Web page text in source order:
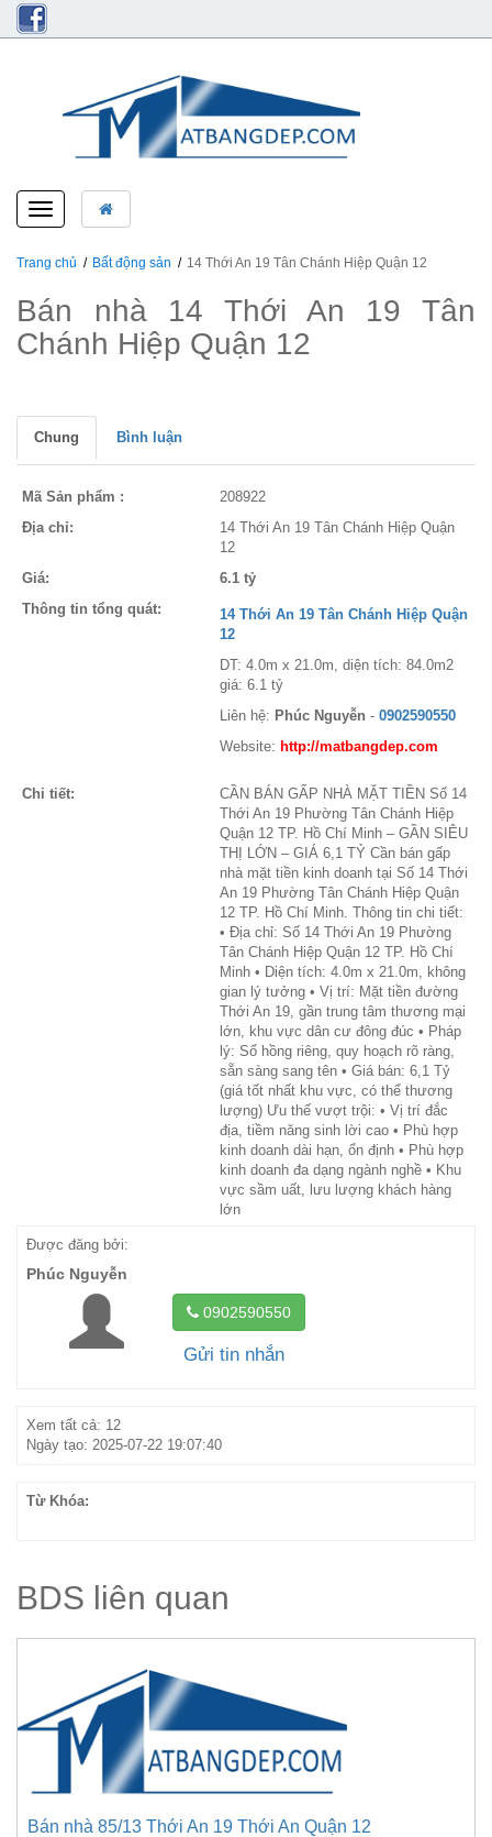
Toggle
navigation
Trang chủ Bất động sản 14 Thới An 19 Tân Chánh Hiệp Quận 12
Bán nhà 14 Thới An 19 Tân
Chánh Hiệp Quận 12
Chung Bình luận
Mã Sản phẩm :
208922
Địa chỉ:
14 Thới An 19 Tân Chánh Hiệp Quận
12
Giá:
6.1 tỷ
Thông tin tổng quát:
14 Thới An 19 Tân Chánh Hiệp Quận
12
DT: 4.0m x 21.0m, diện tích: 84.0m2
giá: 6.1 tỷ
Liên hệ: Phúc Nguyễn - 0902590550
Website: http://matbangdep.com
Chi tiết:
CẦN BÁN GẤP NHÀ MẶT TIỀN Số 14
Thới An 19 Phường Tân Chánh Hiệp
Quận 12 TP. Hồ Chí Minh – GẦN SIÊU
THỊ LỚN – GIÁ 6,1 TỶ Cần bán gấp
nhà mặt tiền kinh doanh tại Số 14 Thới
An 19 Phường Tân Chánh Hiệp Quận
12 TP. Hồ Chí Minh. Thông tin chi tiết:
• Địa chỉ: Số 14 Thới An 19 Phường
Tân Chánh Hiệp Quận 12 TP. Hồ Chí
Minh • Diện tích: 4.0m x 21.0m, không
gian lý tưởng • Vị trí: Mặt tiền đường
Thới An 19, gần trung tâm thương mại
lớn, khu vực dân cư đông đúc • Pháp
lý: Sổ hồng riêng, quy hoạch rõ ràng,
sẵn sàng sang tên • Giá bán: 6,1 Tỷ
(giá tốt nhất khu vực, có thể thương
lượng) Ưu thế vượt trội: • Vị trí đắc
địa, tiềm năng sinh lời cao • Phù hợp
kinh doanh dài hạn, ổn định • Phù hợp
kinh doanh đa dạng ngành nghề • Khu
vực sầm uất, lưu lượng khách hàng
lớn
Được đăng bởi:
Phúc Nguyễn
0902590550
Gửi tin nhắn
Xem tất cả: 12
Ngày tạo: 2025-07-22 19:07:40
Từ Khóa:
BDS liên quan
Bán nhà 85/13 Thới An 19 Thới An Quận 12